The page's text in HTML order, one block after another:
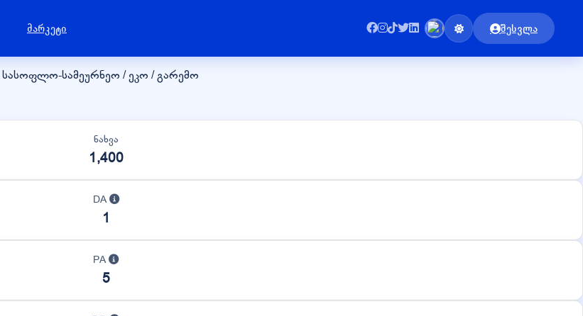
მარკეტი შესვლა
სასოფლო-სამეურნეო / ეკო / გარემო
ნახვა
1,400
DA
1
PA
5